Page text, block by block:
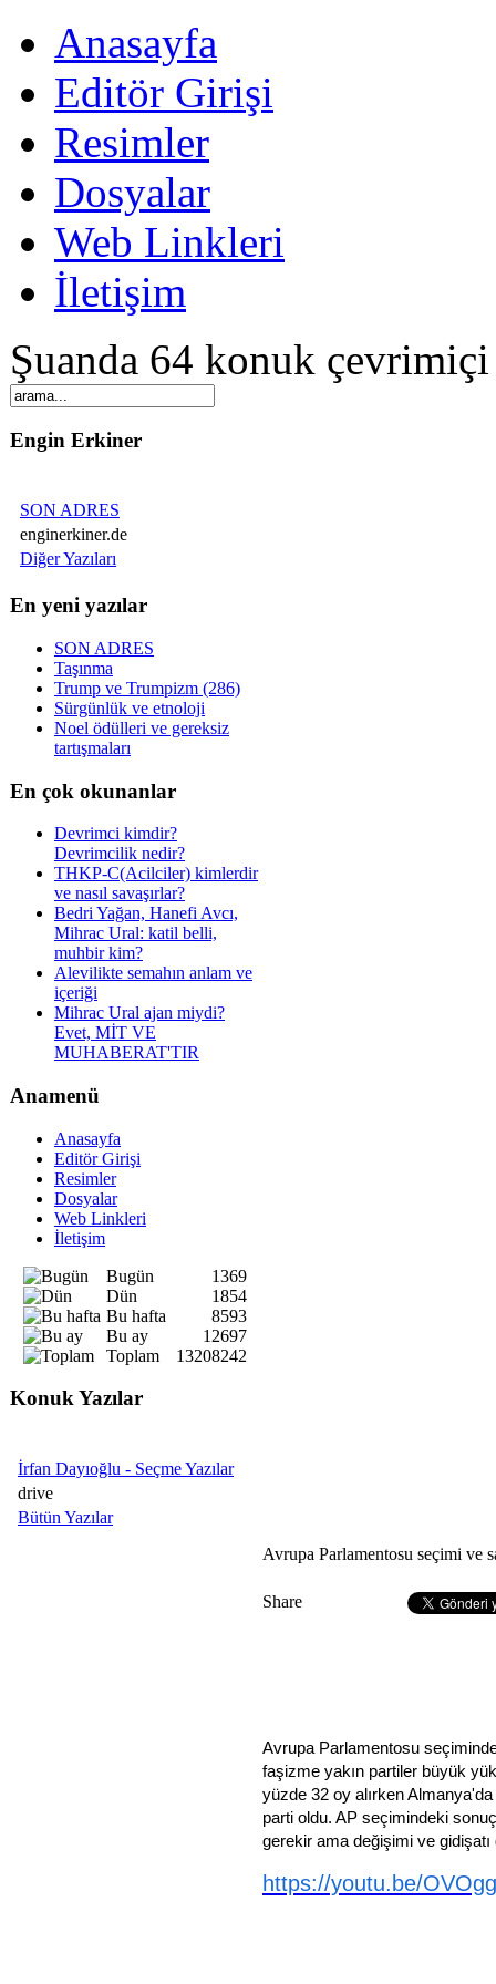
Anasayfa
Editör Girişi
Resimler
Dosyalar
Web Linkleri
İletişim
Şuanda 64 konuk çevrimiçi
Engin Erkiner
SON ADRES
enginerkiner.de
Diğer Yazıları
En yeni yazılar
SON ADRES
Taşınma
Trump ve Trumpizm (286)
Sürgünlük ve etnoloji
Noel ödülleri ve gereksiz
tartışmaları
En çok okunanlar
Devrimci kimdir?
Devrimcilik nedir?
THKP-C(Acilciler) kimlerdir
ve nasıl savaşırlar?
Bedri Yağan, Hanefi Avcı,
Mihrac Ural: katil belli,
muhbir kim?
Alevilikte semahın anlam ve
içeriği
Mihrac Ural ajan miydi?
Evet, MİT VE
MUHABERAT'TIR
Anamenü
Anasayfa
Editör Girişi
Resimler
Dosyalar
Web Linkleri
İletişim
Bugün
1369
Dün
1854
Bu hafta
8593
Bu ay
12697
Toplam
13208242
Konuk Yazılar
İrfan Dayıoğlu - Seçme Yazılar
drive
Bütün Yazılar
Avrupa Parlamentosu seçimi ve
Share
Avrupa Parlamentosu
faşizme yakın partiler büyük
yüzde 32 oy alırken
parti oldu. AP seçimindeki
gerekir ama değişimi ve
https://youtu.be/